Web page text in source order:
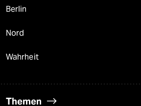
Berlin
Nord
Wahrheit
Themen